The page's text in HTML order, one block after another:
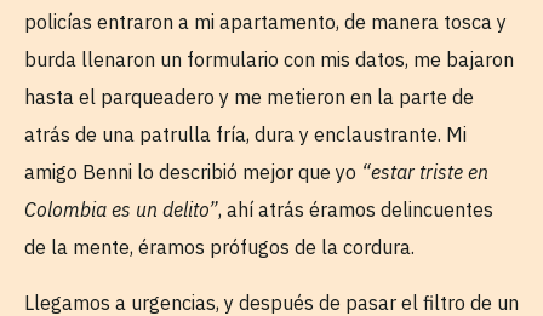
policías entraron a mi apartamento, de manera tosca y
burda llenaron un formulario con mis datos, me bajaron
hasta el parqueadero y me metieron en la parte de
atrás de una patrulla fría, dura y enclaustrante. Mi
amigo Benni lo describió mejor que yo “estar triste en
Colombia es un delito”, ahí atrás éramos delincuentes
de la mente, éramos prófugos de la cordura.
Llegamos a urgencias, y después de pasar el filtro de un